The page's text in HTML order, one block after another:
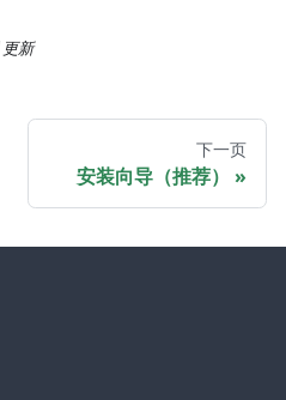
更新
下一页
安装向导（推荐）